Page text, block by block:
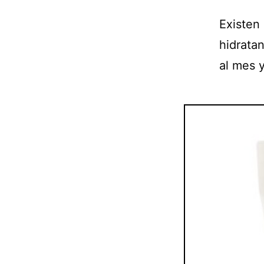
Existen
al mes